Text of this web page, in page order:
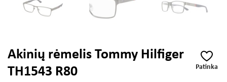
Patinka
Akinių rėmelis Tommy Hilfiger
TH1543 R80